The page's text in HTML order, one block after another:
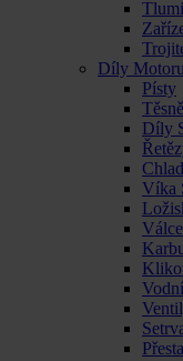
Díly Motoru
Písty
Díly
Víka